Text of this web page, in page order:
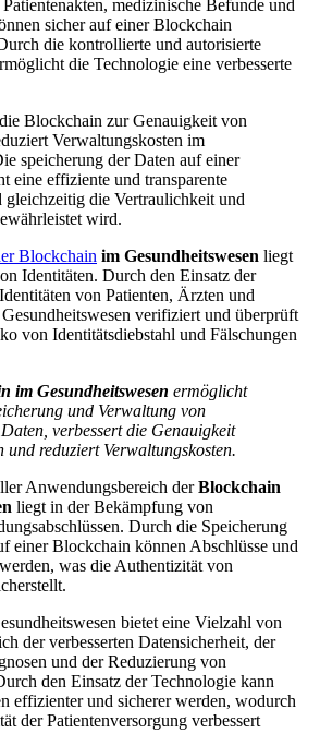
medizinische Befunde und
sicher auf einer Blockchain
die kontrollierte und autorisierte
die Technologie eine verbesserte
Blockchain zur Genauigkeit von
Verwaltungskosten im
speicherung der Daten auf einer
eine effiziente und transparente
die Vertraulichkeit und
wird.
Blockchain im Gesundheitswesen liegt
Identitäten. Durch den Einsatz der
von Patienten, Ärzten und
verifiziert und überprüft
von Identitätsdiebstahl und Fälschungen
im Gesundheitswesen ermöglicht
und Verwaltung von
verbessert die Genauigkeit
und reduziert Verwaltungskosten.
Anwendungsbereich derBlockchain
liegt in der Bekämpfung von
Durch die Speicherung
einer Blockchain können Abschlüsse und
was die Authentizität von
bietet eine Vielzahl von
der verbesserten Datensicherheit, der
und der Reduzierung von
den Einsatz der Technologie kann
effizienter und sicherer werden, wodurch
der Patientenversorgung verbessert